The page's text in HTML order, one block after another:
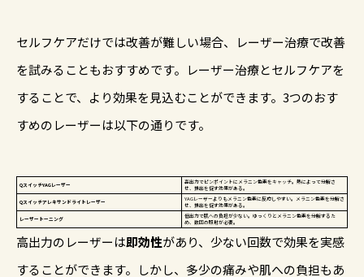
セルフケアだけでは改善が難しい場合、レーザー治療で改善
を試みることもおすすめです。レーザー治療とセルフケアを
することで、より効果を見込むことができます。3つのおす
すめのレーザーは以下の通りです。
QスイッチYAGレーザー
高出力でピンポイントにメラニン色素をキャッチ。熱によって分解さ
せ、排出を促す効果がある。
Qスイッチアレキサンドライトレーザー
YAGレーザーよりもメラニン色素に反応しやすい。メラニン色素を分解さ
せ、排出を促す効果がある。
レーザートーニング
低出力で肌への負担が少ない。ゆっくりとメラニン色素を分解するた
め、数回の照射が必要。
高出力のレーザーは即効性があり、少ない回数で効果を実感
することができます。しかし、多少の痛みや肌への負担もあ